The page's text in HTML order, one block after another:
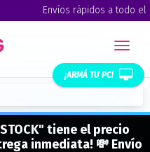
Envíos rápidos a todo el
¡ARMÁ TU PC!
tiene el precio
inmediata! 💸 Envío